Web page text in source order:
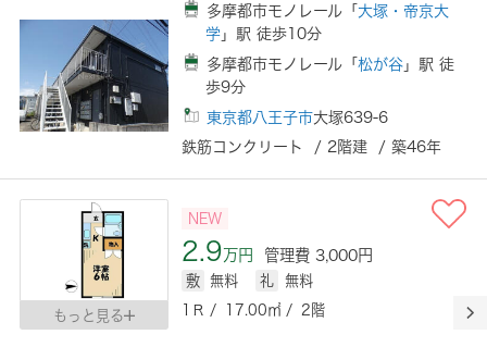
多摩都市モノレール「 大塚・帝京大
学」駅 徒歩10分
多摩都市モノレール「松が谷 」駅 徒
歩9分
東京都八王子市大塚639-6
鉄筋コンクリート / 2階建 / 築46年
もっと見る
NEW
2.9万円 管理費 3,000円
敷 無料 礼
無料
1Ｒ / 17.00㎡ / 2階